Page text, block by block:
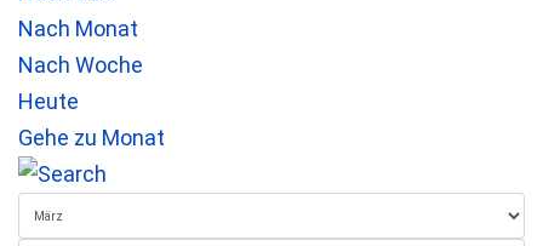
Nach Monat
Nach Woche
Heute
Gehe zu Monat